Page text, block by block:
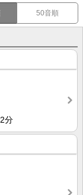
50音順
分